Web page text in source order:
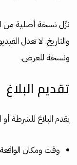
نزّل نسخة أصلية من
والتاريخ. لا تعدل
ونسخة للعرض.
تقديم البلاغ
يقدم البلاغ للشرطة
وقت ومكان